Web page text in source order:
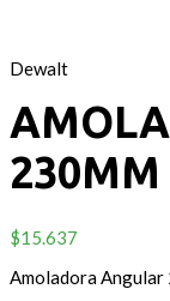
Dewalt
230MM
$15.637
Amoladora